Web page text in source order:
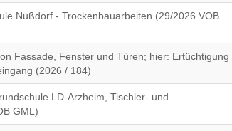
Nußdorf - Trockenbauarbeiten (29/2026 VOB
Fassade, Fenster und Türen; hier: Ertüchtigung
(2026 / 184)
LD-Arzheim, Tischler- und
GML)